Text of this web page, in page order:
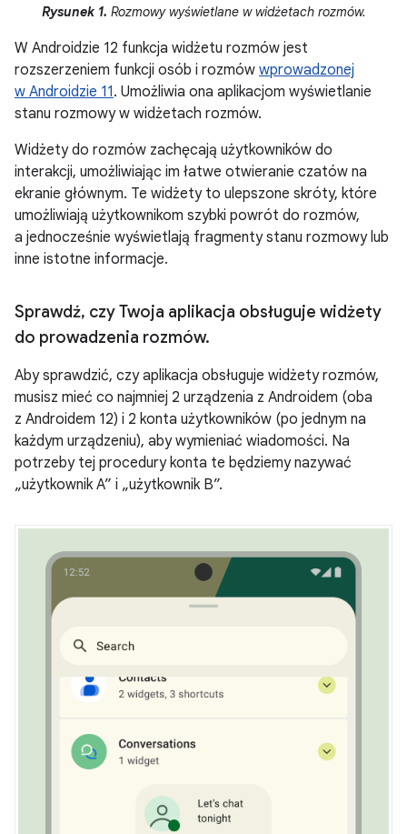
Rysunek 1. Rozmowy wyświetlane w widżetach rozmów.
W Androidzie 12 funkcja widżetu rozmów jest
rozszerzeniem funkcji osób i rozmów wprowadzonej
w Androidzie 11. Umożliwia ona aplikacjom wyświetlanie
stanu rozmowy w widżetach rozmów.
Widżety do rozmów zachęcają użytkowników do
interakcji, umożliwiając im łatwe otwieranie czatów na
ekranie głównym. Te widżety to ulepszone skróty, które
umożliwiają użytkownikom szybki powrót do rozmów,
a jednocześnie wyświetlają fragmenty stanu rozmowy lub
inne istotne informacje.
Sprawdź, czy Twoja aplikacja obsługuje widżety
do prowadzenia rozmów.
Aby sprawdzić, czy aplikacja obsługuje widżety rozmów,
musisz mieć co najmniej 2 urządzenia z Androidem (oba
z Androidem 12) i 2 konta użytkowników (po jednym na
każdym urządzeniu), aby wymieniać wiadomości. Na
potrzeby tej procedury konta te będziemy nazywać
„użytkownik A” i „użytkownik B”.